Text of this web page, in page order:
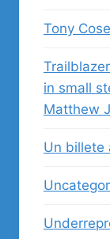
Tony
in small
Matthew
Un billete